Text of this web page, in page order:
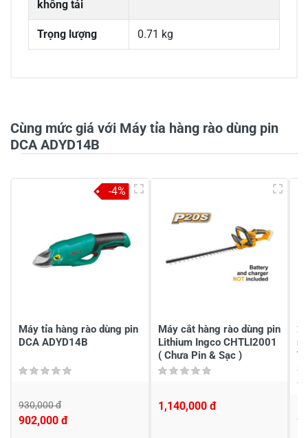
không tải
Trọng lượng 0.71 kg
1
-
Viết nhận xét của bạn
Cùng mức giá với Máy tỉa hàng rào dùng pin
DCA ADYD14B
Máy tỉa hàng rào dùng pin
DCA ADYD14B
930,000 đ
902,000 đ
-4%
Máy cắt hàng rào dùng pin
Lithium Ingco CHTLI2001
( Chưa Pin & Sạc )
1,140,000 đ